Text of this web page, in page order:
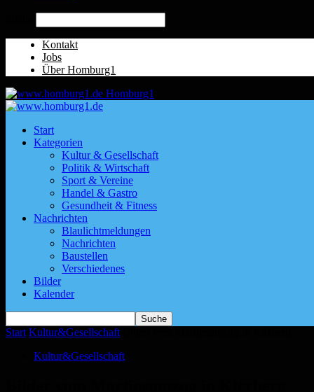
Kontakt
Jobs
Über Homburg1
Homburg1
Start
Kategorien
Kultur & Gesellschaft
Politik & Wirtschaft
Sport & Vereine
Handel & Gastro
Gesundheit & Fitness
Nachrichten
Blaulichtmeldungen
Nachrichten
Baustellen
Verschiedenes
Bilder
Kalender
Start Kultur&Gesellschaft
Kultur&Gesellschaft